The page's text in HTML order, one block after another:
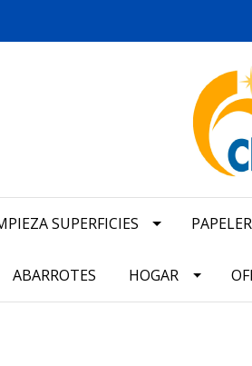
SUPERFICIES
ABARROTES HOGAR